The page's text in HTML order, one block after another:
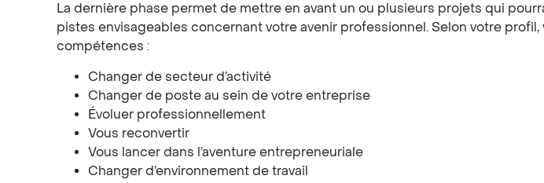
La dernière phase permet de mettre en avant un ou plusieurs projets qui
pistes envisageables concernant votre avenir professionnel. Selon votre
compétences :
Changer de secteur d’activité
Changer de poste au sein de votre entreprise
Évoluer professionnellement
Vous reconvertir
Vous lancer dans l’aventure entrepreneuriale
Changer d’environnement de travail